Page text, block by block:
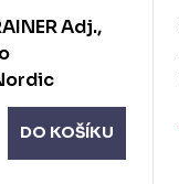
Adj.,
DO KOŠÍKU